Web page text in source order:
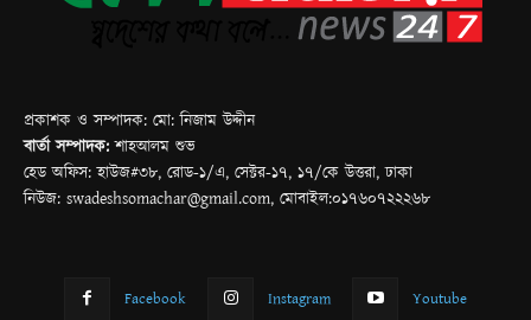
প্রকাশক ও সম্পাদক: মো: নিজাম উদ্দীন
বার্তা সম্পাদক: শাহআলম শুভ
হেড অফিস: হাউজ#৩৮, রোড-১/এ, সেক্টর-১৭, ১৭/কে উত্তরা, ঢাকা
নিউজ: swadeshsomachar@gmail.com, মোবাইল:০১৭৬০৭২২২৬৮
Facebook Instagram Youtube